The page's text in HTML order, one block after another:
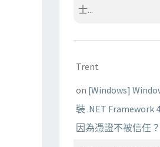
士...
Trent
on [Windows]
裝 .NET Framework
因為憑證不被信任？